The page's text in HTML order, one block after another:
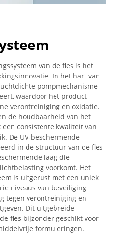
van de fles is het
In het hart van
pompmechanisme
waardoor het product
verontreiniging en oxidatie.
de houdbaarheid van het
consistente kwaliteit van
De UV-beschermende
in de structuur van de fles
laag die
voorkomt. Het
is uitgerust met een uniek
niveaus van beveiliging
tegen verontreiniging en
Dit uitgebreide
fles bijzonder geschikt voor
formuleringen.